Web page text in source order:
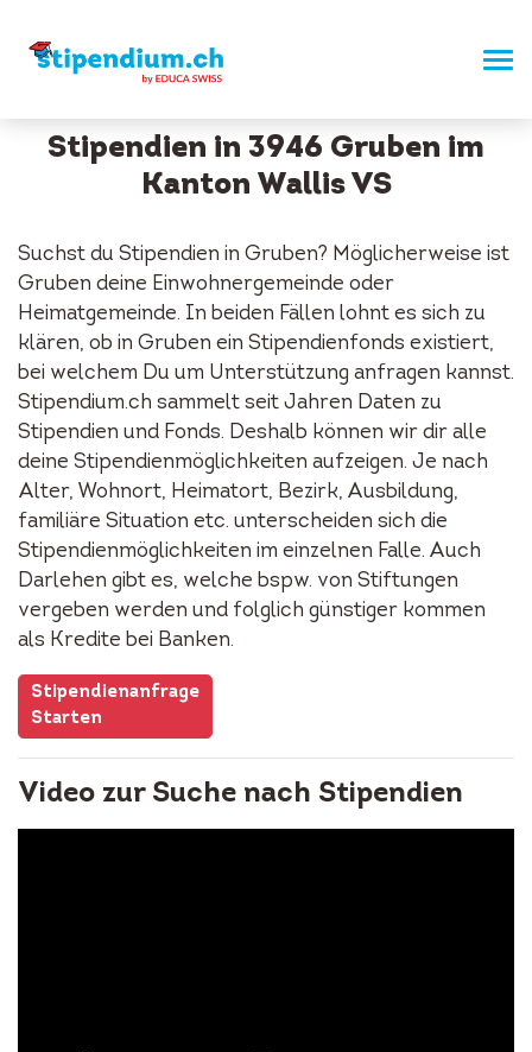
Stipendien in 3946 Gruben im
Kanton Wallis VS
Suchst du Stipendien in Gruben? Möglicherweise ist
Gruben deine Einwohnergemeinde oder
Heimatgemeinde. In beiden Fällen lohnt es sich zu
klären, ob in Gruben ein Stipendienfonds existiert,
bei welchem Du um Unterstützung anfragen kannst.
Stipendium.ch sammelt seit Jahren Daten zu
Stipendien und Fonds. Deshalb können wir dir alle
deine Stipendienmöglichkeiten aufzeigen. Je nach
Alter, Wohnort, Heimatort, Bezirk, Ausbildung,
familiäre Situation etc. unterscheiden sich die
Stipendienmöglichkeiten im einzelnen Falle. Auch
Darlehen gibt es, welche bspw. von Stiftungen
vergeben werden und folglich günstiger kommen
als Kredite bei Banken.
Stipendienanfrage
Starten
Video zur Suche nach Stipendien